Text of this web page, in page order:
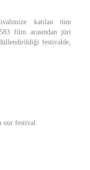
katılan tüm
film arasından jüri
festivalde,
our festival